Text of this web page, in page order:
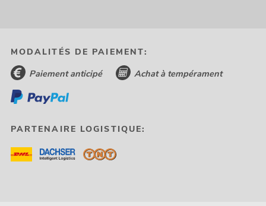
MODALITÉS DE PAIEMENT:
Paiement anticipé Achat à tempérament
PARTENAIRE LOGISTIQUE: